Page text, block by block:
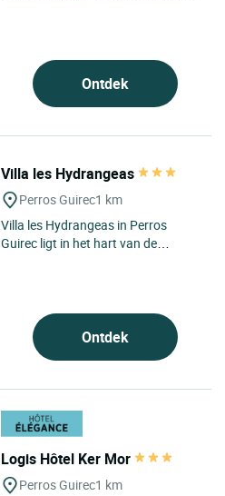
Ontdek
Villa les Hydrangeas
Perros Guirec1 km
Villa les Hydrangeas in Perros
Guirec ligt in het hart van de
Ontdek
Logis Hôtel Ker Mor
Perros Guirec1 km